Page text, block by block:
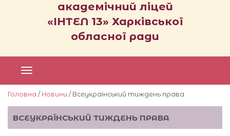
академічний ліцей
«ІНТЕЛ 13» Харківської
обласної ради
Головна / Новини / Всеукраїнський тиждень права
ВСЕУКРАЇНСЬКИЙ ТИЖДЕНЬ ПРАВА